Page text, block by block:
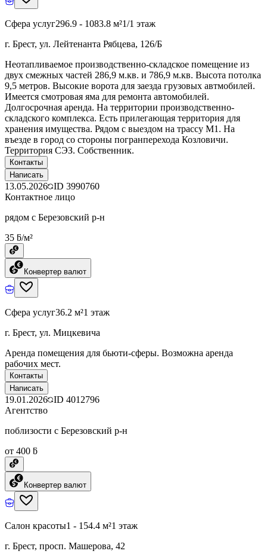
Сфера услуг296.9 - 1083.8 м²1/1 этаж
г. Брест, ул. Лейтенанта Рябцева, 126/Б
Неотапливаемое производственно-складское помещение из
двух смежных частей 286,9 м.кв. и 786,9 м.кв. Высота потолка
9,5 метров. Высокие ворота для заезда грузовых автмобилей.
Имеется смотровая яма для ремонта автомобилей.
Долгосрочная аренда. На территории производственно-
складского комплекса. Есть прилегающая территория для
хранения имущества. Рядом с выездом на трассу М1. На
въезде в город со стороны погранперехода Козловичи.
Территория СЭЗ. Собственник.
Контакты
Написать
13.05.2026 ID 3990760
Контактное лицо
рядом с Березовский р-н
35 ƃ/м²
Конвертер валют
Сфера услуг36.2 м²1 этаж
г. Брест, ул. Мицкевича
Аренда помещения для бьюти-сферы. Возможна аренда
рабочих мест.
Контакты
Написать
19.01.2026 ID 4012796
Агентство
поблизости с Березовский р-н
от 400 ƃ
Конвертер валют
Салон красоты1 - 154.4 м²1 этаж
г. Брест, просп. Машерова, 42